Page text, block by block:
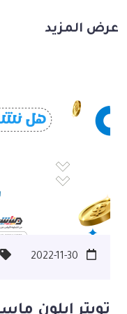
وأكثر عصرية. من
عرض المزيد
2022-11-30